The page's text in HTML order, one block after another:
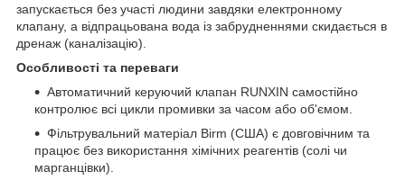
запускається без участі людини завдяки електронному
клапану, а відпрацьована вода із забрудненнями скидається в
дренаж (каналізацію).
Особливості та переваги
Автоматичний керуючий клапан RUNXIN самостійно
контролює всі цикли промивки за часом або об'ємом.
Фільтрувальний матеріал Birm (США) є довговічним та
працює без використання хімічних реагентів (солі чи
марганцівки).